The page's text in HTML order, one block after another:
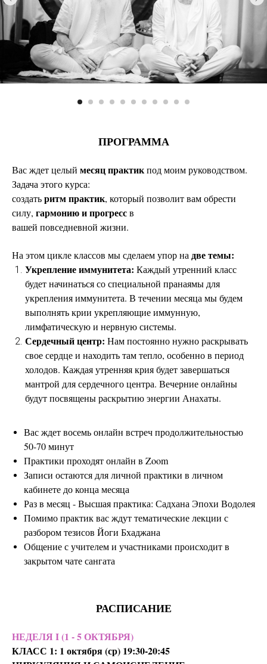
ПРОГРАММА
Вас ждет целый месяц практикпод моим руководством.
Задача этого курса:
создатьритм практик, который позволит вам обрести
силу, гармонию и прогрессв
вашей повседневной жизни.
На этом цикле классов мы сделаем упор на две темы:
Укрепление иммунитета: Каждый утренний класс
будет начинаться со специальной пранаямы для
укрепления иммунитета. В течении месяца мы будем
выполнять крии укрепляющие иммунную,
лимфатическую и нервную системы.
Сердечный центр: Нам постоянно нужно раскрывать
свое сердце и находить там тепло, особенно в период
холодов. Каждая утренняя крия будет завершаться
мантрой для сердечного центра. Вечерние онлайны
будут посвящены раскрытию энергии Анахаты.
Вас ждет восемь онлайн встреч продолжительностью
50-70 минут
Практики проходят онлайн в Zoom
Записи остаются для личной практики в личном
кабинете до конца месяца
Раз в месяц - Высшая практика: Садхана Эпохи Водолея
Помимо практик вас ждут тематические лекции с
разбором тезисов Йоги Бхаджана
Общение с учителем и участниками происходит в
закрытом чате сангата
РАСПИСАНИЕ
НЕДЕЛЯ I (1 - 5 ОКТЯБРЯ)
КЛАСС 1: 1 октября (ср) 19:30-20:45